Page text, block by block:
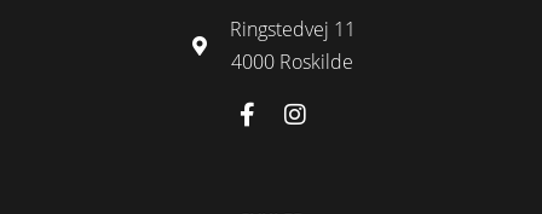
Ringstedvej 11
4000 Roskilde